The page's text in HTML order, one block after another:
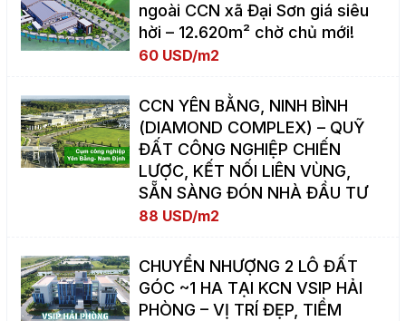
ngoài CCN xã Đại Sơn giá siêu
hời – 12.620m² chờ chủ mới!
60 USD/m2
CCN YÊN BẰNG, NINH BÌNH
(DIAMOND COMPLEX) – QUỸ
ĐẤT CÔNG NGHIỆP CHIẾN
LƯỢC, KẾT NỐI LIÊN VÙNG,
SẴN SÀNG ĐÓN NHÀ ĐẦU TƯ
88 USD/m2
CHUYỂN NHƯỢNG 2 LÔ ĐẤT
GÓC ~1 HA TẠI KCN VSIP HẢI
PHÒNG – VỊ TRÍ ĐẸP, TIỀM